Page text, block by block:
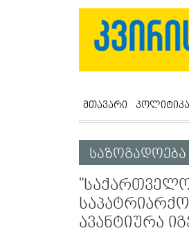
მთავარი პოლიტიკა
საზოგადოება
ავანტიურა